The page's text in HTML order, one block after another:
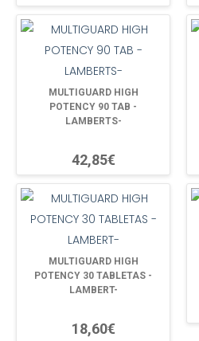
MULTIGUARD HIGH
POTENCY 90 TAB -
LAMBERTS-
42,85€
MULTIGUARD HIGH
POTENCY 30 TABLETAS -
LAMBERT-
18,60€